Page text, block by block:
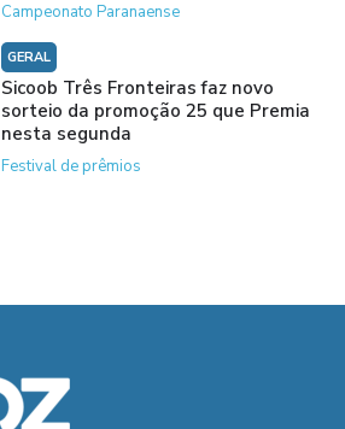
Campeonato Paranaense
GERAL
Sicoob Três Fronteiras faz novo
sorteio da promoção 25 que Premia
nesta segunda
Festival de prêmios